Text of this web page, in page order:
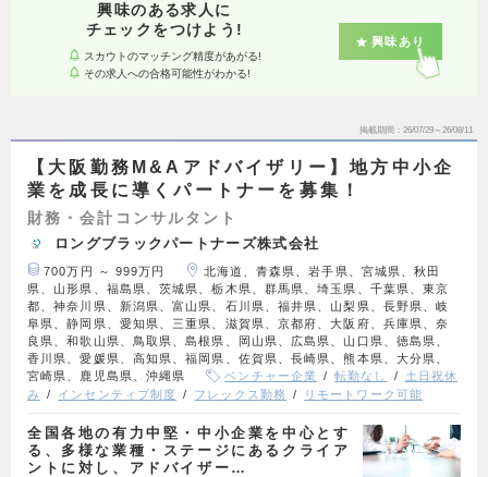
興味のある求人に
チェックをつけよう!
スカウトのマッチング精度があがる!
その求人への合格可能性がわかる!
興味あり
掲載期間 26/07/29～26/08/11
【大阪勤務M&Aアドバイザリー】地方中小企
業を成長に導くパートナーを募集！
財務・会計コンサルタント
ロングブラックパートナーズ株式会社
700万円 ～ 999万円
北海道、青森県、岩手県、宮城県、秋田
県、山形県、福島県、茨城県、栃木県、群馬県、埼玉県、千葉県、東京
都、神奈川県、新潟県、富山県、石川県、福井県、山梨県、長野県、岐
阜県、静岡県、愛知県、三重県、滋賀県、京都府、大阪府、兵庫県、奈
良県、和歌山県、鳥取県、島根県、岡山県、広島県、山口県、徳島県、
香川県、愛媛県、高知県、福岡県、佐賀県、長崎県、熊本県、大分県、
宮崎県、鹿児島県、沖縄県
ベンチャー企業 転勤なし
土日祝休
み
インセンティブ制度 フレックス勤務 リモートワーク可能
全国各地の有力中堅・中小企業を中心とす
る、多様な業種・ステージにあるクライア
ントに対し、アドバイザー…